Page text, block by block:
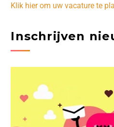
Klik hier om uw vacature te
Inschrijven